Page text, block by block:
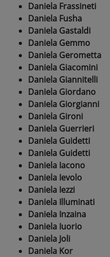
Daniela Frassineti
Daniela Fusha
Daniela Gastaldi
Daniela Gemmo
Daniela Gerometta
Daniela Giacomini
Daniela Giannitelli
Daniela Giordano
Daniela Giorgianni
Daniela Gironi
Daniela Guerrieri
Daniela Guidetti
Daniela Guidetti
Daniela Iacono
Daniela Ievolo
Daniela Iezzi
Daniela Illuminati
Daniela Inzaina
Daniela Iuorio
Daniela Joli
Daniela Kor